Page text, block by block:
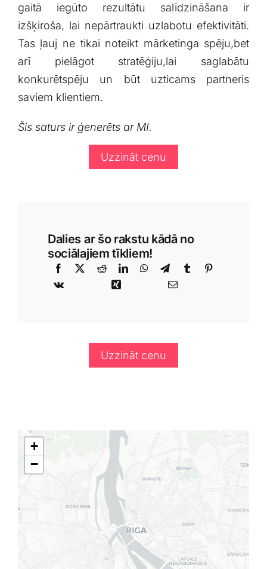
gaitā ​iegūto rezultātu salīdzināšana ​ir
izšķiroša, lai nepārtraukti uzlabotu efektivitāti.
Tas ļauj ne tikai noteikt mārketinga spēju,bet
arī pielāgot stratēģiju,lai saglabātu‌
konkurētspēju un būt uzticams partneris
saviem⁣ klientiem.
Šis saturs ir ģenerēts ar MI.
Uzzināt cenu
Dalies ar šo rakstu kādā no
sociālajiem tīkliem!
Uzzināt cenu
+
−